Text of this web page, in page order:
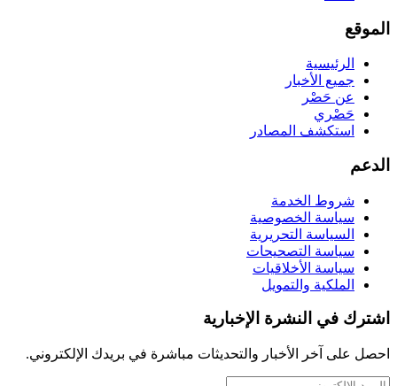
الموقع
الرئيسية
جميع الأخبار
عن حَصْر
حَصْري
استكشف المصادر
الدعم
شروط الخدمة
سياسة الخصوصية
السياسة التحريرية
سياسة التصحيحات
سياسة الأخلاقيات
الملكية والتمويل
اشترك في النشرة الإخبارية
احصل على آخر الأخبار والتحديثات مباشرة في بريدك الإلكتروني.